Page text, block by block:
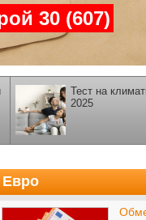
30 (607)
Тест на
2025
Евро